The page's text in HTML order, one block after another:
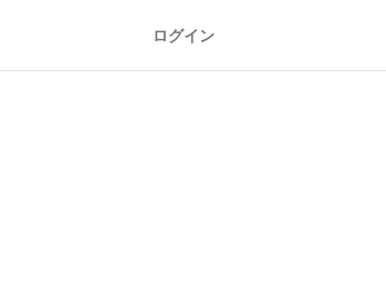
ログイン